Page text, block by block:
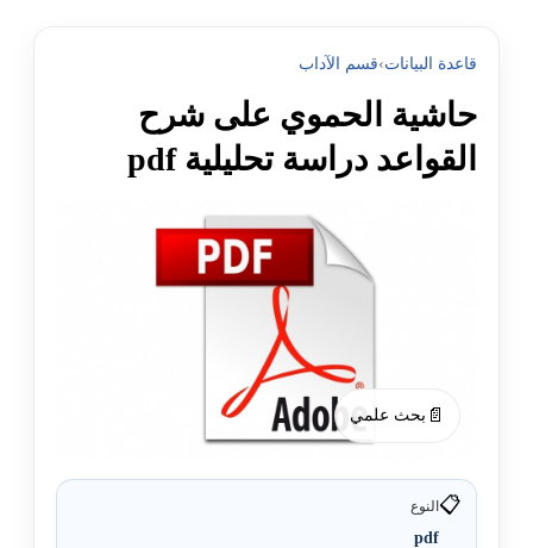
قاعدة البيانات›قسم الآداب
حاشية الحموي على شرح
القواعد دراسة تحليلية pdf
📄 بحث علمي
📋النوع
pdf